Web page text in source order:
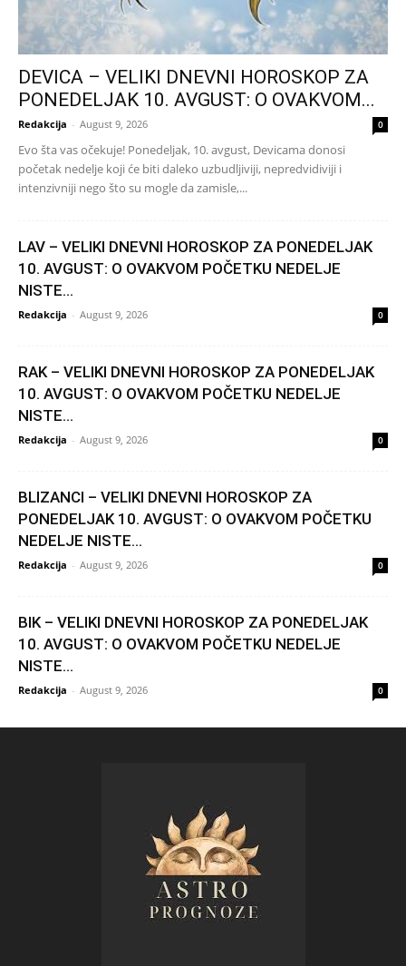
DEVICA – VELIKI DNEVNI HOROSKOP ZA
PONEDELJAK 10. AVGUST: O OVAKVOM...
Redakcija - August 9, 2026 0
Evo šta vas očekuje! Ponedeljak, 10. avgust, Devicama donosi
početak nedelje koji će biti daleko uzbudljiviji, nepredvidiviji i
intenzivniji nego što su mogle da zamisle,...
LAV – VELIKI DNEVNI HOROSKOP ZA PONEDELJAK
10. AVGUST: O OVAKVOM POČETKU NEDELJE
NISTE...
Redakcija - August 9, 2026 0
RAK – VELIKI DNEVNI HOROSKOP ZA PONEDELJAK
10. AVGUST: O OVAKVOM POČETKU NEDELJE
NISTE...
Redakcija - August 9, 2026 0
BLIZANCI – VELIKI DNEVNI HOROSKOP ZA
PONEDELJAK 10. AVGUST: O OVAKVOM POČETKU
NEDELJE NISTE...
Redakcija - August 9, 2026 0
BIK – VELIKI DNEVNI HOROSKOP ZA PONEDELJAK
10. AVGUST: O OVAKVOM POČETKU NEDELJE
NISTE...
Redakcija - August 9, 2026 0